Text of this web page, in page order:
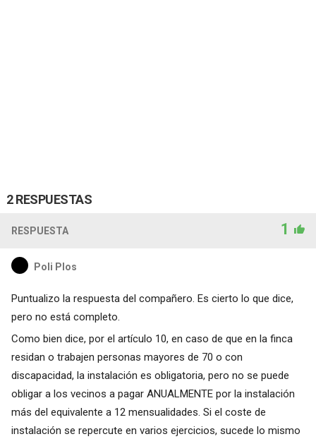
2 RESPUESTAS
RESPUESTA 1
Poli Plos
Puntualizo la respuesta del compañero. Es cierto lo que dice,
pero no está completo.
Como bien dice, por el artículo 10, en caso de que en la finca
residan o trabajen personas mayores de 70 o con
discapacidad, la instalación es obligatoria, pero no se puede
obligar a los vecinos a pagar ANUALMENTE por la instalación
más del equivalente a 12 mensualidades. Si el coste de
instalación se repercute en varios ejercicios, sucede lo mismo